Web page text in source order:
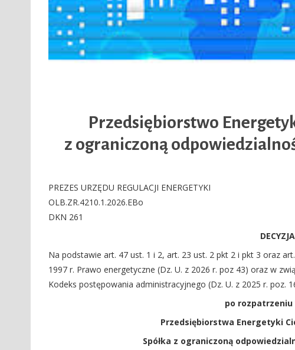
Przedsiębiorstwo
z ograniczoną
PREZES URZĘDU REGULACJI ENERGETYKI
OLB.ZR.4210.1.2026.EBo
DKN 261
DECYZJA
Na podstawie art. 47 ust. 1 i 2, art. 23 ust. 2 pkt 2 i pkt 3 oraz
1997 r. Prawo energetyczne (Dz. U. z 2026 r. poz 43) oraz w
Kodeks postępowania administracyjnego (Dz. U. z 2025 r. poz.
po
Przedsiębiorstwa Energetyki
Spółka z ograniczoną